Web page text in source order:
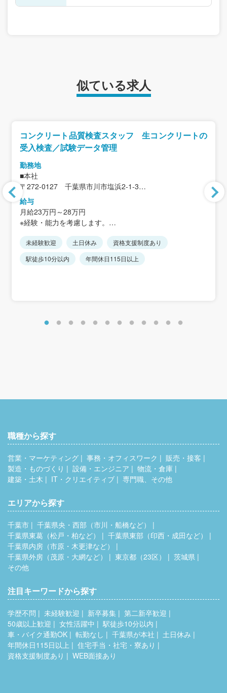
似ている求人
コンクリート品質検査スタッフ 生コンクリートの
受入検査／試験データ管理
勤務地
■本社
〒272-0127 千葉県市川市塩浜2-1-3
＜アクセス＞
JR「市川塩浜」駅から徒歩3分
※現場への直行あり
※社用車貸与
※車通勤相談可
給与
月給23万円～28万円
※経験・能力を考慮します。
■昇給年1回
■賞与年2回
住宅手当
資格手当
未経験歓迎 土日休み
資格支援制度あり
駅徒歩10分以内
年間休日115日以上
職種から探す
営業・マーケティング 事務・オフィスワーク
販売・接客
製造・ものづくり
設備・エンジニア
物流・倉庫
建築・土木
IT・クリエイティブ 専門職、その他
エリアから探す
千葉市
千葉県央・西部（市川・船橋など）
千葉県東葛（松戸・柏など）
千葉県東部（印西・成田など）
千葉県内房（市原・木更津など）
千葉県外房（茂原・大網など）
東京都（23区）
茨城県
その他
注目キーワードから探す
学歴不問 未経験歓迎 新卒募集
第二新卒歓迎
50歳以上歓迎
女性活躍中
駅徒歩10分以内
車・バイク通勤OK
転勤なし 千葉県が本社
土日休み
年間休日115日以上
住宅手当・社宅・寮あり
資格支援制度あり
WEB面接あり